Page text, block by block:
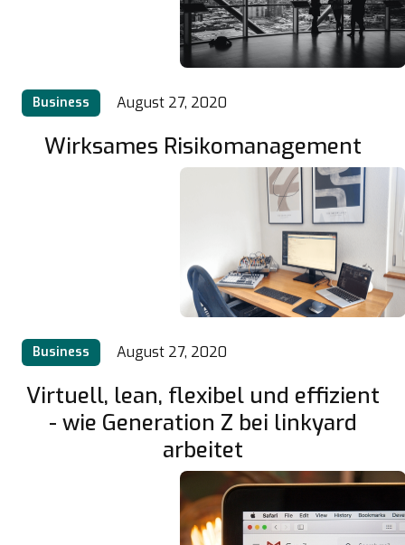
Business August 27, 2020
Wirksames Risikomanagement
Business August 27, 2020
Virtuell, lean, flexibel und effizient
- wie Generation Z bei linkyard
arbeitet